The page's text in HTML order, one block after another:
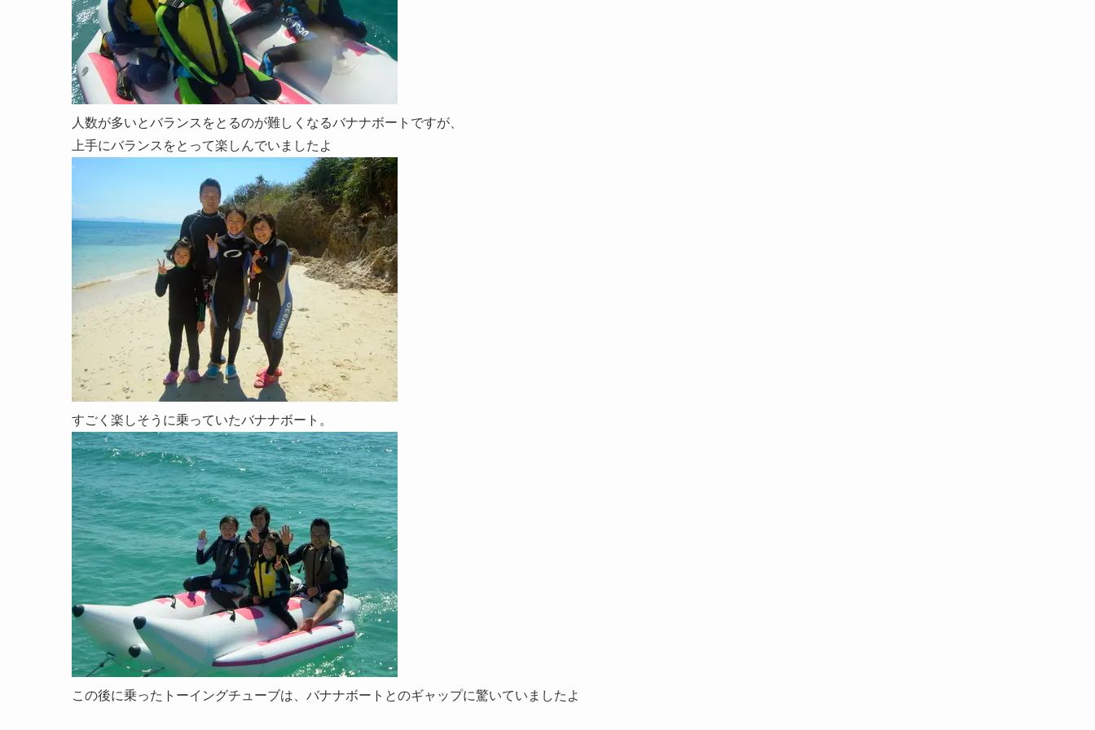
人数が多いとバランスをとるのが難しくなるバナナボートですが、
上手にバランスをとって楽しんでいましたよ
すごく楽しそうに乗っていたバナナボート。
この後に乗ったトーイングチューブは、バナナボートとのギャップに驚いていましたよ